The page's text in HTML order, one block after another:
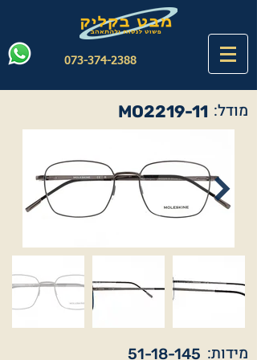
073-374-2388
MO2219-11 מודל:
51-18-145 מידות: